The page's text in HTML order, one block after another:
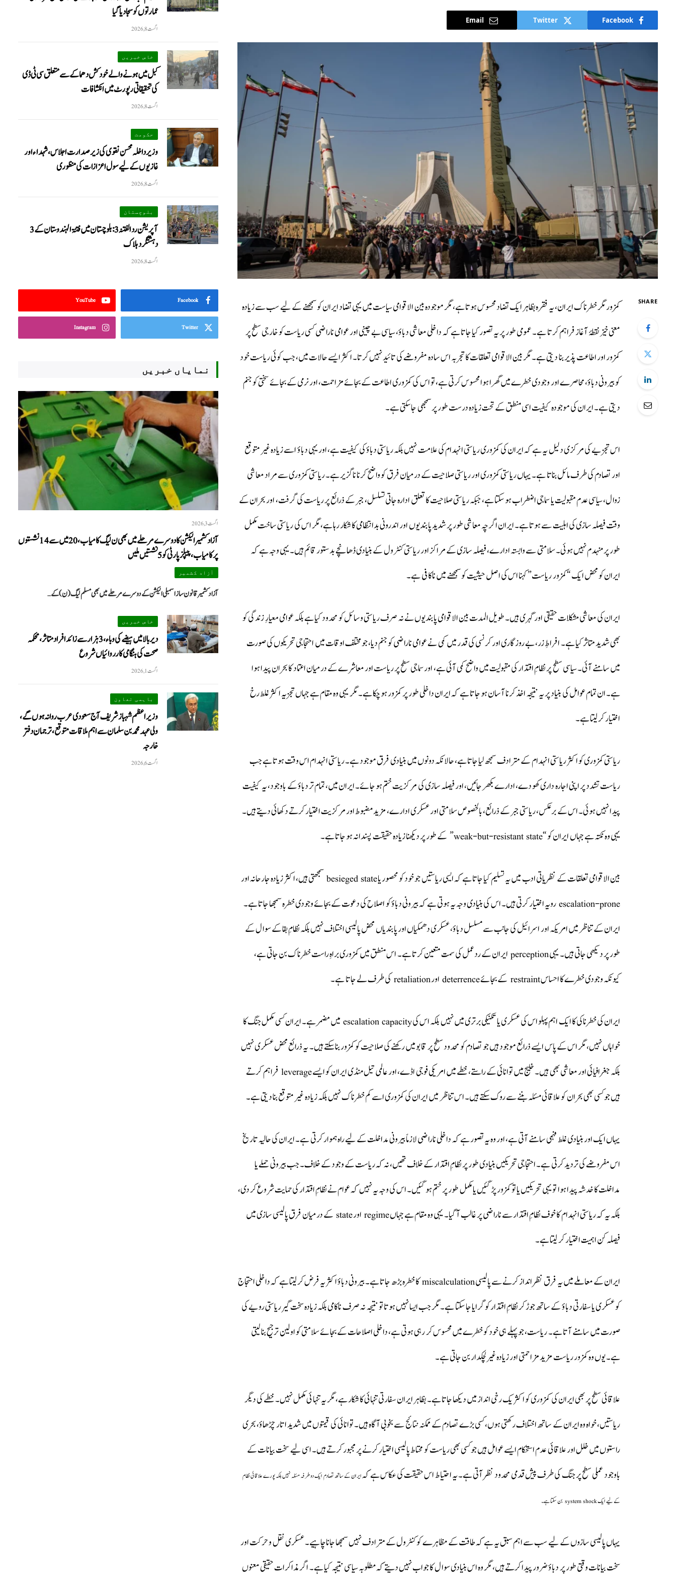
Facebook
Twitter
Email
SHARE
کمزور مگر خطرناک ایران، یہ فقرہ بظاہر ایک تضاد محسوس ہوتا ہے، مگر موجودہ بین الاقوامی سیاست میں یہی تضاد ایران کو سمجھنے کے لیے سب سے زیادہ
معنی خیز نقطۂ آغاز فراہم کرتا ہے۔ عمومی طور پر یہ تصور کیا جاتا ہے کہ داخلی معاشی دباؤ، سیاسی بے چینی اور عوامی ناراضی کسی ریاست کو خارجی سطح پر
کمزور اور اطاعت پذیر بنا دیتی ہے۔ مگر بین الاقوامی تعلقات کا تجربہ اس سادہ مفروضے کی تائید نہیں کرتا۔ اکثر ایسے حالات میں، جب کوئی ریاست خود
کو بیرونی دباؤ، محاصرے اور وجودی خطرے میں گھرا ہوا محسوس کرتی ہے، تو اس کی کمزوری اطاعت کے بجائے مزاحمت، اور نرمی کے بجائے سختی کو جنم
دیتی ہے۔ ایران کی موجودہ کیفیت اسی منطق کے تحت زیادہ درست طور پر سمجھی جا سکتی ہے۔
اس تجزیے کی مرکزی دلیل یہ ہے کہ ایران کی کمزوری ریاستی انہدام کی علامت نہیں بلکہ ریاستی دباؤ کی کیفیت ہے، اور یہی دباؤ اسے زیادہ غیر متوقع
اور تصادم کی طرف مائل بناتا ہے۔ یہاں ریاستی کمزوری اور ریاستی صلاحیت کے درمیان فرق کو واضح کرنا ناگزیر ہے۔ ریاستی کمزوری سے مراد معاشی
زوال، سیاسی عدم مقبولیت یا سماجی اضطراب ہو سکتا ہے، جبکہ ریاستی صلاحیت کا تعلق ادارہ جاتی تسلسل، جبر کے ذرائع پر ریاست کی گرفت، اور بحران کے
وقت فیصلہ سازی کی اہلیت سے ہوتا ہے۔ ایران اگرچہ معاشی طور پر شدید پابندیوں اور اندرونی بدانتظامی کا شکار رہا ہے، مگر اس کی ریاستی ساخت مکمل
طور پر منہدم نہیں ہوئی۔ سلامتی سے وابستہ ادارے، فیصلہ سازی کے مراکز اور ریاستی کنٹرول کے بنیادی ڈھانچے بدستور قائم ہیں۔ یہی وجہ ہے کہ
ایران کو محض ایک “کمزور ریاست” کہنا اس کی اصل حیثیت کو سمجھنے میں ناکافی ہے۔
ایران کی معاشی مشکلات حقیقی اور گہری ہیں۔ طویل المدت بین الاقوامی پابندیوں نے نہ صرف ریاستی وسائل کو محدود کیا ہے بلکہ عوامی معیارِ زندگی کو
بھی شدید متاثر کیا ہے۔ افراطِ زر، بے روزگاری اور کرنسی کی قدر میں کمی نے عوامی ناراضی کو جنم دیا، جو مختلف اوقات میں احتجاجی تحریکوں کی صورت
میں سامنے آئی۔ سیاسی سطح پر نظامِ اقتدار کی مقبولیت میں واضح کمی آئی ہے، اور سماجی سطح پر ریاست اور معاشرے کے درمیان اعتماد کا بحران پیدا ہوا
ہے۔ ان تمام عوامل کی بنیاد پر یہ نتیجہ اخذ کرنا آسان ہو جاتا ہے کہ ایران داخلی طور پر کمزور ہو چکا ہے۔ مگر یہی وہ مقام ہے جہاں تجزیہ اکثر غلط رخ
اختیار کر لیتا ہے۔
ریاستی کمزوری کو اکثر ریاستی انہدام کے مترادف سمجھ لیا جاتا ہے، حالانکہ دونوں میں بنیادی فرق موجود ہے۔ ریاستی انہدام اس وقت ہوتا ہے جب
ریاست تشدد پر اپنی اجارہ داری کھو دے، ادارے بکھر جائیں، اور فیصلہ سازی کی مرکزیت ختم ہو جائے۔ ایران میں، تمام تر دباؤ کے باوجود، یہ کیفیت
پیدا نہیں ہوئی۔ اس کے برعکس، ریاستی جبر کے ذرائع، بالخصوص سلامتی اور عسکری ادارے، مزید مضبوط اور مرکزیت اختیار کرتے دکھائی دیتے ہیں۔
یہی وہ نکتہ ہے جہاں ایران کو “weak-but-resistant state” کے طور پر دیکھنا زیادہ حقیقت پسندانہ ہو جاتا ہے۔
بین الاقوامی تعلقات کے نظریاتی ادب میں یہ تسلیم کیا جاتا ہے کہ ایسی ریاستیں جو خود کو محصور یا besieged state سمجھتی ہیں، اکثر زیادہ جارحانہ اور
escalation-prone رویہ اختیار کرتی ہیں۔ اس کی بنیادی وجہ یہ ہوتی ہے کہ بیرونی دباؤ کو اصلاح کی دعوت کے بجائے وجودی خطرہ سمجھا جاتا ہے۔
ایران کے تناظر میں امریکہ اور اسرائیل کی جانب سے مسلسل دباؤ، عسکری دھمکیاں اور پابندیاں محض پالیسی اختلاف نہیں بلکہ نظامِ بقا کے سوال کے
طور پر دیکھی جاتی ہیں۔ یہی perception ایران کے ردعمل کی سمت متعین کرتا ہے۔ اس منطق میں کمزوری براہِ راست خطرناک بن جاتی ہے،
کیونکہ وجودی خطرے کا احساس restraint کے بجائے deterrence اور retaliation کی طرف لے جاتا ہے۔
ایران کی خطرناکی کا ایک اہم پہلو اس کی عسکری یا تکنیکی برتری میں نہیں بلکہ اس کی escalation capacity میں مضمر ہے۔ ایران کسی مکمل جنگ کا
خواہاں نہیں، مگر اس کے پاس ایسے ذرائع موجود ہیں جو تصادم کو محدود سطح پر قابو میں رکھنے کی صلاحیت کو کمزور بنا سکتے ہیں۔ یہ ذرائع محض عسکری نہیں
بلکہ جغرافیائی اور معاشی بھی ہیں۔ خلیج میں توانائی کے راستے، خطے میں امریکی فوجی اڈے، اور عالمی تیل منڈی ایران کو ایسے leverage فراہم کرتے
ہیں جو کسی بھی بحران کو علاقائی مسئلہ بننے سے روک سکتے ہیں۔ اس تناظر میں ایران کی کمزوری اسے کم خطرناک نہیں بلکہ زیادہ غیر متوقع بنا دیتی ہے۔
یہاں ایک اور بنیادی غلط فہمی سامنے آتی ہے، اور وہ یہ تصور ہے کہ داخلی ناراضی لازماً بیرونی مداخلت کے لیے راہ ہموار کرتی ہے۔ ایران کی حالیہ تاریخ
اس مفروضے کی تردید کرتی ہے۔ احتجاجی تحریکیں بنیادی طور پر نظامِ اقتدار کے خلاف تھیں، نہ کہ ریاست کے وجود کے خلاف۔ جب بیرونی حملے یا
مداخلت کا خدشہ پیدا ہوا تو یہی تحریکیں یا تو کمزور پڑ گئیں یا مکمل طور پر ختم ہو گئیں۔ اس کی وجہ یہ نہیں کہ عوام نے نظامِ اقتدار کی حمایت شروع کر دی،
بلکہ یہ کہ ریاستی انہدام کا خوف نظامِ اقتدار سے ناراضی پر غالب آ گیا۔ یہی وہ مقام ہے جہاں regime اور state کے درمیان فرق پالیسی سازی میں
فیصلہ کن اہمیت اختیار کر لیتا ہے۔
ایران کے معاملے میں یہ فرق نظر انداز کرنے سے پالیسی miscalculation کا خطرہ بڑھ جاتا ہے۔ بیرونی دباؤ اکثر یہ فرض کر لیتا ہے کہ داخلی احتجاج
کو عسکری یا سفارتی دباؤ کے ساتھ جوڑ کر نظامِ اقتدار کو گرایا جا سکتا ہے۔ مگر جب ایسا نہیں ہوتا تو نتیجہ نہ صرف ناکامی بلکہ زیادہ سخت گیر ریاستی رویے کی
صورت میں سامنے آتا ہے۔ ریاست، جو پہلے ہی خود کو خطرے میں محسوس کر رہی ہوتی ہے، داخلی اصلاحات کے بجائے سلامتی کو اولین ترجیح بنا لیتی
ہے۔ یوں وہ کمزور ریاست مزید مزاحمتی اور زیادہ غیر لچکدار بن جاتی ہے۔
علاقائی سطح پر بھی ایران کی کمزوری کو اکثر یک رخی انداز میں دیکھا جاتا ہے۔ بظاہر ایران سفارتی تنہائی کا شکار ہے، مگر یہ تنہائی مکمل نہیں۔ خطے کی دیگر
ریاستیں، خواہ وہ ایران کے ساتھ اختلاف رکھتی ہوں، کسی بڑے تصادم کے ممکنہ نتائج سے بخوبی آگاہ ہیں۔ توانائی کی قیمتوں میں شدید اتار چڑھاؤ، بحری
راستوں میں خلل اور علاقائی عدم استحکام ایسے عوامل ہیں جو کسی بھی ریاست کو محتاط پالیسی اختیار کرنے پر مجبور کرتے ہیں۔ اسی لیے سخت بیانات کے
باوجود عملی سطح پر جنگ کی طرف پیش قدمی محدود نظر آتی ہے۔ یہ احتیاط اس حقیقت کی عکاس ہے کہایران کے ساتھ تصادم ایک دو طرفہ مسئلہ نہیں بلکہ پورے علاقائی نظام
کے لیے ایک system shock بن سکتا ہے۔
یہاں پالیسی سازوں کے لیے سب سے اہم سبق یہ ہے کہ طاقت کے مظاہرے کو کنٹرول کے مترادف نہیں سمجھا جانا چاہیے۔ عسکری نقل و حرکت اور
سخت بیانات وقتی طور پر دباؤ ضرور پیدا کرتے ہیں، مگر وہ اس بنیادی سوال کا جواب نہیں دیتے کہ مطلوبہ سیاسی نتیجہ کیا ہے۔ اگر مذاکرات حقیقی معنوں
عمارتوں کو سجا دیا گیا
اگست 8, 2026
خاص خبریں
کبل میں ہونے والے خودکش دھماکے سے متعلق سی ٹی ڈی
کی تحقیقاتی رپورٹ میں انکشافات
اگست 8, 2026
حکومت
وزیرداخلہ محسن نقوی کی زیر صدارت اجلاس، شہداء اور
غازیوں کے لیے سول اعزازات کی منظوری
اگست 8, 2026
بلوچستان
آپریشن رد الفتنہ 3: بلوچستان میں فتنۃ الہندوستان کے 3
دہشتگرد ہلاک
اگست 8, 2026
Facebook
YouTube
Twitter
Instagram
نمایاں خبریں
اگست 3, 2026
آزاد کشمیر الیکشن کا دوسرے مرحلے میں بھی ن لیگ کامیاب، 20 میں سے 14 نشستوں
پر کامیاب، پیپلزپارٹی کو 5 نشستیں ملیں
آزاد کشمیر
آزاد کشمیر قانون ساز اسمبلی الیکشن کے دوسرے مرحلے میں بھی مسلم لیگ (ن) کے…
خاص خبریں
دیر بالا میں ہیضے کی وباء، 3 ہزار سے زائد افراد متاثر، محکمہ
صحت کی ہنگامی کارروائیاں شروع
اگست 1, 2026
باہمی تعاون
وزیراعظم شہباز شریف آج سعودی عرب روانہ ہوں گے،
ولی عہد محمد بن سلمان سے اہم ملاقات متوقع، ترجمان دفتر
خارجہ
اگست 6, 2026